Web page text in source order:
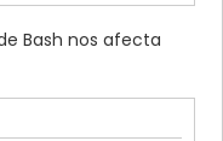
Bash nos afecta